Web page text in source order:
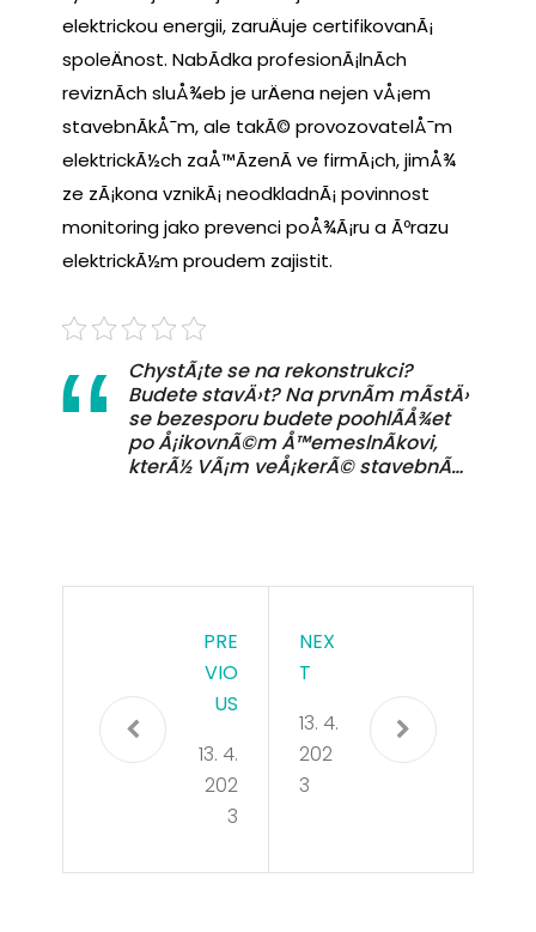
elektrickou energii, zaruÄuje certifikovanÃ¡
spoleÄnost. NabÃ­dka profesionÃ¡lnÃ­ch
reviznÃ­ch sluÅ¾eb je urÄena nejen vÅ¡em
stavebnÃ­kÅ¯m, ale takÃ© provozovatelÅ¯m
elektrickÃ½ch zaÅ™Ã­zenÃ­ ve firmÃ¡ch, jimÅ¾
ze zÃ¡kona vznikÃ¡ neodkladnÃ¡ povinnost
monitoring jako prevenci poÅ¾Ã¡ru a Ãºrazu
elektrickÃ½m proudem zajistit.
ChystÃ¡te se na rekonstrukci?
Budete stavÄ›t? Na prvnÃ­m mÃ­stÄ›
se bezesporu budete poohlÃ­Å¾et
po Å¡ikovnÃ©m Å™emeslnÃ­kovi,
kterÃ½ VÃ¡m veÅ¡kerÃ© stavebnÃ­…
PRE
VIO
US
13. 4.
202
3
NEX
T
13. 4.
202
3